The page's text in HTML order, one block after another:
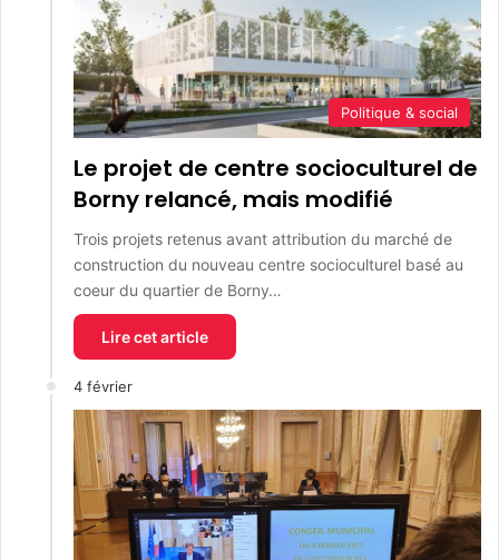
Politique & social
Le projet de centre socioculturel de
Borny relancé, mais modifié
Trois projets retenus avant attribution du marché de
construction du nouveau centre socioculturel basé au
coeur du quartier de Borny…
Lire cet article
4 février